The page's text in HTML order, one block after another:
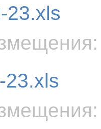
23.xls
23.xls